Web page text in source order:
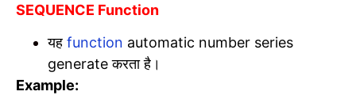
SEQUENCE Function
यह function automatic number series
generate करता है।
Example: